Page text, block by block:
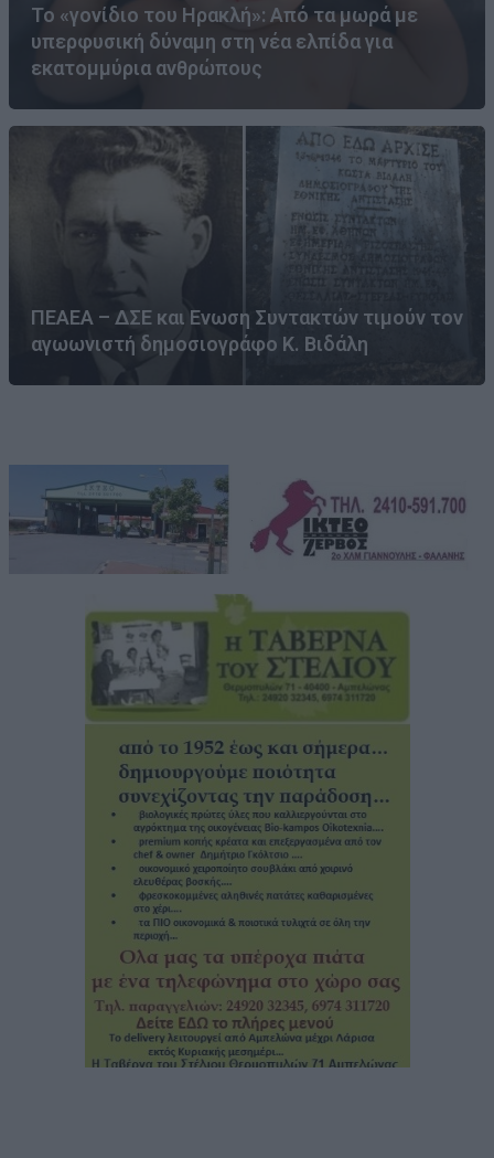
Το «γονίδιο του Ηρακλή»: Από τα μωρά με
υπερφυσική δύναμη στη νέα ελπίδα για
εκατομμύρια ανθρώπους
ΠΕΑΕΑ – ΔΣΕ και Ενωση Συντακτών τιμούν τον
αγωωνιστή δημοσιογράφο Κ. Βιδάλη